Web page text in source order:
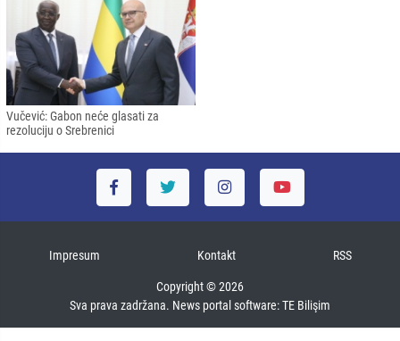
Vučević: Gabon neće glasati za
rezoluciju o Srebrenici
Impresum Kontakt RSS
Copyright © 2026
Sva prava zadržana. News portal software:TE Bilişim